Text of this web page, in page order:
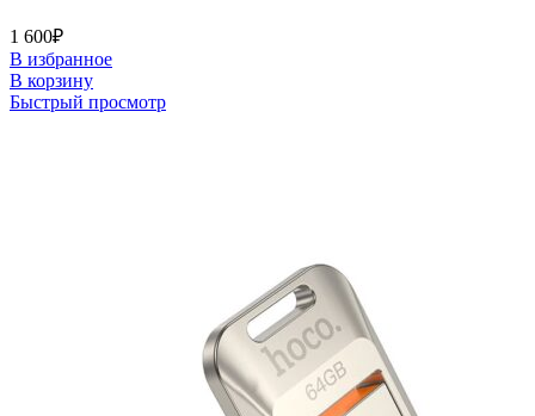
1 600₽
В избранное
В корзину
Быстрый просмотр